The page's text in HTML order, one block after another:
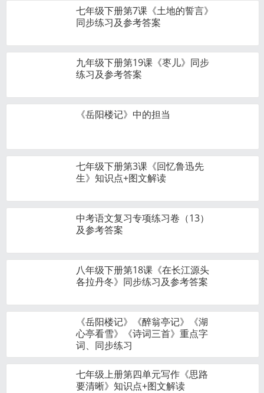
七年级下册第7课《土地的誓言》
同步练习及参考答案
九年级下册第19课《枣儿》同步
练习及参考答案
《岳阳楼记》中的担当
七年级下册第3课《回忆鲁迅先
生》知识点+图文解读
中考语文复习专项练习卷（13）
及参考答案
八年级下册第18课《在长江源头
各拉丹冬》同步练习及参考答案
《岳阳楼记》《醉翁亭记》《湖
心亭看雪》《诗词三首》重点字
词、同步练习
七年级上册第四单元写作《思路
要清晰》知识点+图文解读